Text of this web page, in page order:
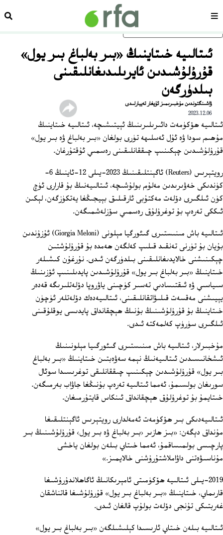
ئاساسلىق مەزمۇنغا ئاتلاڭسەھىپە
ئىتالىيە خىتاينىڭ «بىر بەلباغ بىر يول»
قۇرۇلۇشىدىن ئايرىلىدىغانلىقىنى
بىلدۈرگەن
ۋاشىنگتوندىن مۇخبىرىمىز ئۇيغار تەييارلىدى
2023.12.06
ئىتالىيە ھۆكۈمەت دائىرىلىرىنىڭ ئېيتىشىچە، ئىتالىيە خىتاينىڭ
مۇھىم سودا ۋە ئۇل ئەسلىھە تۈرى بولغان «بىر بەلباغ ۋە بىر يول»
قۇرۇلۇشىدىن چېكىنىپ چىققانلىقىنى رەسمىي ئۇقتۇرغان.
رويتېرىس (Reuters) ئاگېنتلىقىنىڭ 2023-يىلى 12-ئاينىڭ 6-
كۈندىكى خەۋىرىدىن مەلۇم بولۇشىچە، ئىتالىيەنىڭ بۇ قارارى ئۈچ
كۈن ئىلگىرى دۆلەت مەكتۇبى ئارقىلىق بېيجىڭغا يەتكۈزگەن، لېكىن
ئىككى تەرەپ بۇ توغرۇلۇق رەسمىي سۆزلەشمىگەن.
ئىتالىيە باش مىنىستىرى گىئورگيا مېلونى (Giorgia Meloni) ئۇزۇندىن
بۇيان بۇ تۈرنى تەنقىد قىلىپ كەلگەن ھەمدە بۇ قۇرۇلۇشتىن
چېكىنىشنى خالايدىغانلىقىنى بىلدۈرگەن ئىدى. نۇرغۇن كىشىلەر
خىتاينىڭ «بىر بەلباغ بىر يول» قۇرۇلۇشىدىن پايدىلىنىپ ئۆزىنىڭ
سىياسىي ۋە ئىقتىسادىي تەسىر كۈچىنى ياۋروپا دۆلەتلىرىگە قەدەر
يېيىشنى مەقسەت قىلىۋاتقانلىقىنى، ئىتالىيەدەك دۆلەتلەر ئۈچۈن
خىتاينىڭ بۇ قۇرۇلۇشىنىڭ بۇنىڭ ھېچقانداق پايدىسى يوقلۇقىنى
ئىلگىرى سۈرۈپ كەلمەكتە ئىدى.
مۇخبىرلار، ئىتالىيە باش مىنىستىرى گىئورگىيا مېلونىنىڭ
ئىشخانىسىدىن ئىتالىيەنىڭ نېمە سەۋەبتىن خىتاينىڭ «بىر بەلباغ
بىر يول» قۇرۇلۇشىدىن چېكىنىپ چىققانلىقى توغرىسىدا سوئال
سورىغان بولسىمۇ، ئەمما ئىتالىيە تەرەپ بۇنىڭغا جاۋاب بەرمىگەن.
خىتايمۇ بۇ توغرۇلۇق ھېچقانداق ئىنكاس قايتۇرمىغان.
ئىتالىيەدىكى بىر ھۆكۈمەت ئەمەلدارى رويتېرىس ئاگېنتلىقىغا
مۇنداق دېگەن: «بىز ھازىر ‹بىر بەلباغ ۋە بىر يول› قۇرۇلۇشىنىڭ بىر
پارچىسى بولمىساقمۇ، ئەمما خىتاي بىلەن بولغان ياخشى
مۇناسىۋەتنى داۋاملاشتۇرۇشنى خالايمىز.»
2019-يىلى ئىتالىيە ھۆكۈمىتى ئامېرىكانىڭ ئاگاھلاندۇرۇشىغا
قارىماي، خىتاينىڭ «بىر بەلباغ بىر يول» قۇرۇلۇشىغا قاتناشقان
غەربتىكى تۇنجى دۆلەت بولۇپ قالغان ئىدى.
ئىتالىيە بىلەن خىتاي ئارىسىدا كېلىشىلگەن «بىر بەلباغ بىر يول»